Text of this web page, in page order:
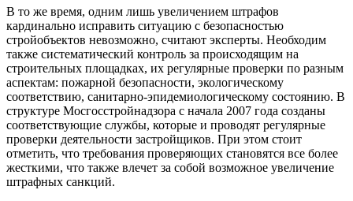
В то же время, одним лишь увеличением штрафов
кардинально исправить ситуацию с безопасностью
стройобъектов невозможно, считают эксперты. Необходим
также систематический контроль за происходящим на
строительных площадках, их регулярные проверки по разным
аспектам: пожарной безопасности, экологическому
соответствию, санитарно-эпидемиологическому состоянию. В
структуре Мосгосстройнадзора с начала 2007 года созданы
соответствующие службы, которые и проводят регулярные
проверки деятельности застройщиков. При этом стоит
отметить, что требования проверяющих становятся все более
жесткими, что также влечет за собой возможное увеличение
штрафных санкций.